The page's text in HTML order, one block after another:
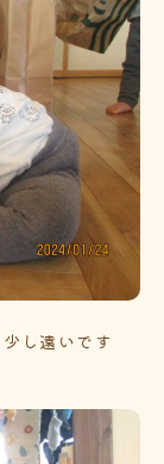
し遠いです